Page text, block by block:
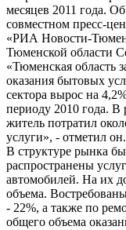
месяцев 2011 года.
совместном пресс-
«РИА Новости-
Тюменской области
«Тюменская область
оказания бытовых
сектора вырос на
периоду 2010 года. В
житель потратил
услуги», - отметил он.
В структуре рынка
распространены
автомобилей. На их
объема.
- 22%, а также по
общего объема